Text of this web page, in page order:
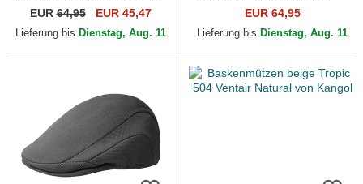
Kangol
EUR64,95 EUR 45,47
Lieferung bis Dienstag, Aug. 11
von KangolEUR 64,95
Lieferung bis Dienstag, Aug. 11